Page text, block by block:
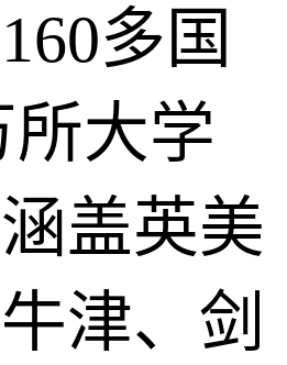
多国
所大学
盖英美
津、剑